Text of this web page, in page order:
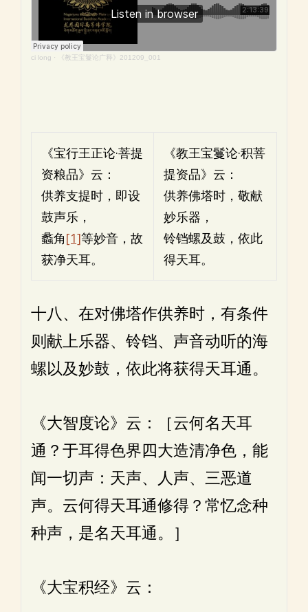
ci long · 《教王宝鬘论广释》201209_001
《宝行王正论·菩提
资粮品》云：
供养支提时，即设
鼓声乐，
蠡角[1]等妙音，故
获净天耳。
《教王宝鬘论·积菩
提资品》云：
供养佛塔时，敬献
妙乐器，
铃铛螺及鼓，依此
得天耳。
十八、在对佛塔作供养时，有条件
则献上乐器、铃铛、声音动听的海
螺以及妙鼓，依此将获得天耳通。
《大智度论》云：［云何名天耳
通？于耳得色界四大造清净色，能
闻一切声：天声、人声、三恶道
声。云何得天耳通修得？常忆念种
种声，是名天耳通。］
《大宝积经》云：